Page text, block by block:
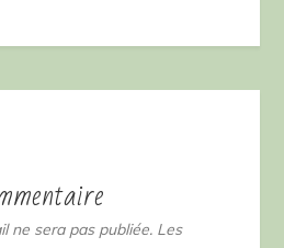
ne sera pas publiée. Les